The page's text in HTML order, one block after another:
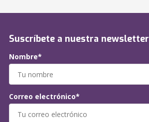
Suscríbete a nuestra newsletter
Nombre*
Correo electrónico*